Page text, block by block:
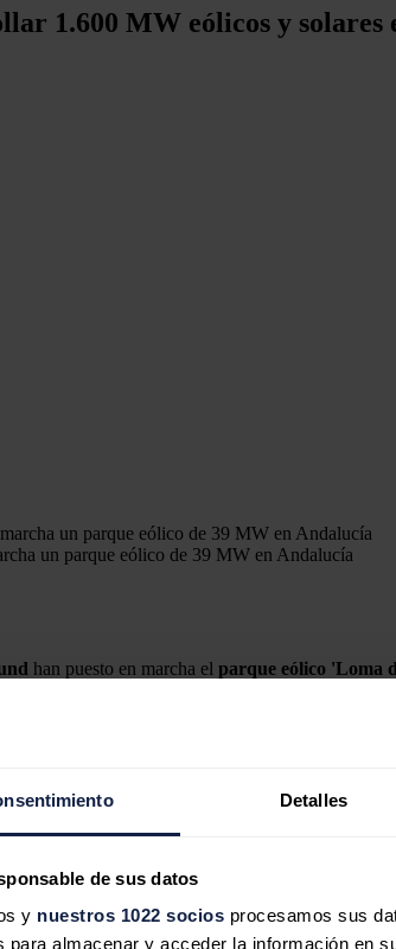
Detalles
de sus datos
y nuestros 1022 socios procesamos sus
para almacenar y acceder la información en
1.600 MW eólicos y solares
un parque eólico de 39 MW en Andalucía
han puesto en marcha el parque eólico 'Loma
instalaciones, respectivamente, prevén poner en
con un contrato de compraventa de energía a
energía limpia gracias a las siete turbinas
de CO2 al año.
Pinos'
ha implicado la creación de alrededor
a ocho profesionales de la zona.